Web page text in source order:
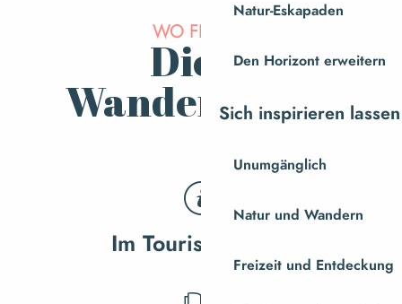
Natur-Eskapaden
Den Horizont erweitern
Sich inspirieren lassen
Unumgänglich
Natur und Wandern
Freizeit und Entdeckung
WO FINDEN
Diese
Wanderwege?
Im Tourismusbüro